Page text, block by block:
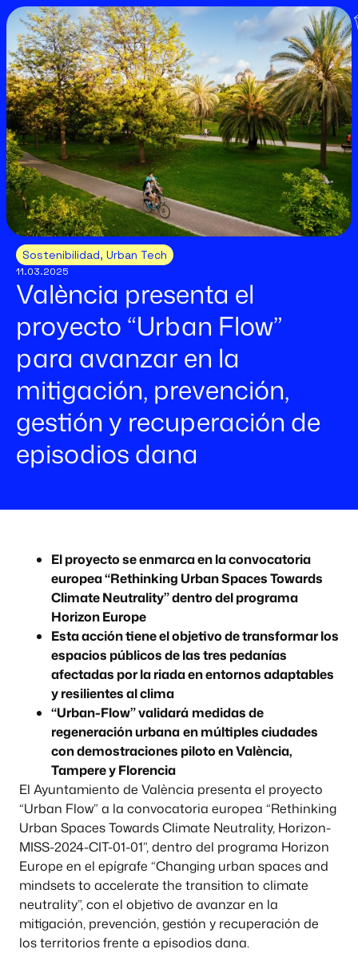
Sostenibilidad, Urban Tech
11.03.2025
València presenta el
proyecto “Urban Flow”
para avanzar en la
mitigación, prevención,
gestión y recuperación de
episodios dana
El proyecto se enmarca en la convocatoria
europea “Rethinking Urban Spaces Towards
Climate Neutrality” dentro del programa
Horizon Europe
Esta acción tiene el objetivo de transformar los
espacios públicos de las tres pedanías
afectadas por la riada en entornos adaptables
y resilientes al clima
“Urban-Flow” validará medidas de
regeneración urbanaen múltiples ciudades
con demostraciones piloto en València,
Tampere y Florencia
El Ayuntamiento de València presenta el proyecto
“Urban Flow” a la convocatoria europea “Rethinking
Urban Spaces Towards Climate Neutrality, Horizon-
MISS-2024-CIT-01-01”, dentro del programa Horizon
Europe en el epígrafe “Changing urban spaces and
mindsets to accelerate the transition to climate
neutrality”, con el objetivo de avanzar en la
mitigación, prevención, gestión y recuperación de
los territorios frente a episodios dana.